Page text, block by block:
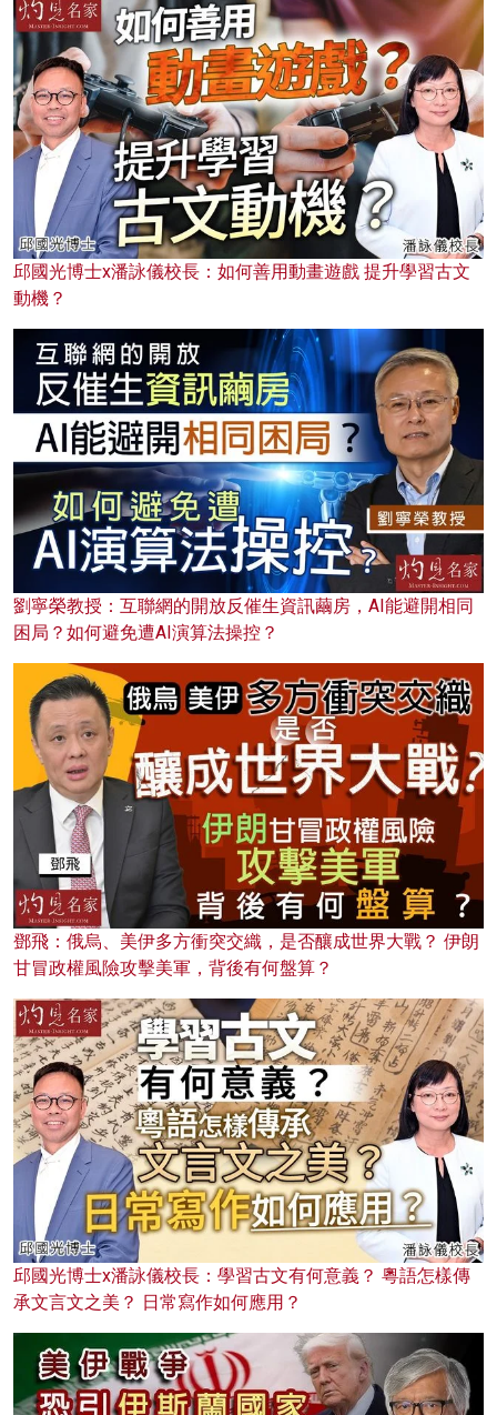
邱國光博士x潘詠儀校長：如何善用動畫遊戲 提升學習古文
動機？
劉寧榮教授：互聯網的開放反催生資訊繭房，AI能避開相同
困局？如何避免遭AI演算法操控？
鄧飛：俄烏、美伊多方衝突交織，是否釀成世界大戰？ 伊朗
甘冒政權風險攻擊美軍，背後有何盤算？
邱國光博士x潘詠儀校長：學習古文有何意義？ 粵語怎樣傳
承文言文之美？ 日常寫作如何應用？